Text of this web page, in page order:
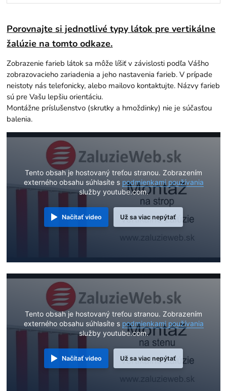
Porovnajte si jednotlivé typy látok pre vertikálne
žalúzie na tomto odkaze.
Zobrazenie farieb látok sa môže líšiť v závislosti podľa Vášho
zobrazovacieho zariadenia a jeho nastavenia farieb. V prípade
neistoty nás telefonicky, alebo mailovo kontaktujte. Názvy farieb
sú pre Vašu lepšiu orientáciu.
Montážne príslušenstvo (skrutky a hmoždinky) nie je súčasťou
balenia.
Tento obsah je hostovaný treťou stranou. Zobrazením
externého obsahu súhlasíte s podmienkami používania
služby youtube.com.
Načítať video Už sa viac nepýtať
Tento obsah je hostovaný treťou stranou. Zobrazením
externého obsahu súhlasíte s podmienkami používania
služby youtube.com.
Načítať video Už sa viac nepýtať